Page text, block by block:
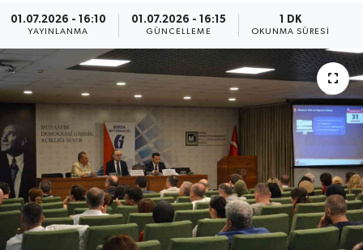
01.07.2026 - 16:10
YAYINLANMA
01.07.2026 - 16:15
GÜNCELLEME
1 DK
OKUNMA SÜRESI
Dış Haberler
Dünya
EĞİTİM
EKONOMİ
English News
Finans